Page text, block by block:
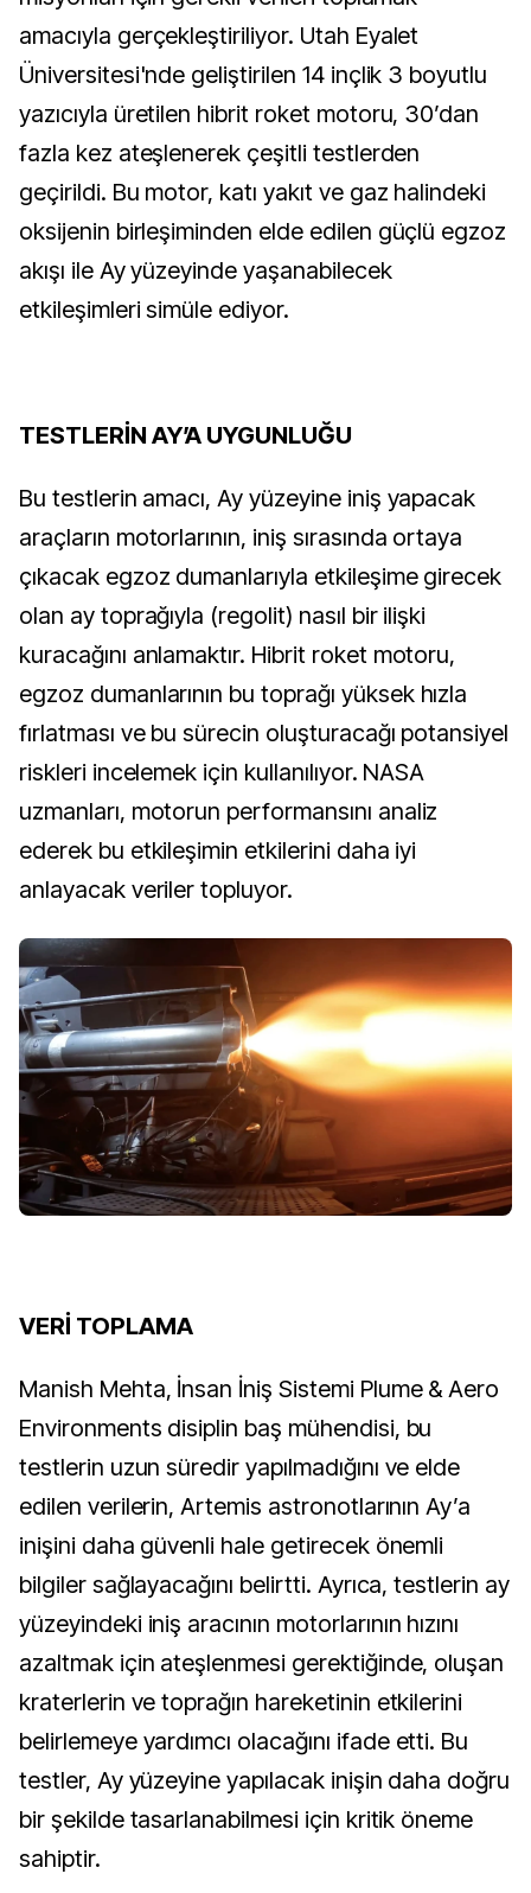
amacıyla gerçekleştiriliyor. Utah Eyalet
Üniversitesi'nde geliştirilen 14 inçlik 3 boyutlu
yazıcıyla üretilen hibrit roket motoru, 30’dan
fazla kez ateşlenerek çeşitli testlerden
geçirildi. Bu motor, katı yakıt ve gaz halindeki
oksijenin birleşiminden elde edilen güçlü egzoz
akışı ile Ay yüzeyinde yaşanabilecek
etkileşimleri simüle ediyor.
TESTLERİN AY’A UYGUNLUĞU
Bu testlerin amacı, Ay yüzeyine iniş yapacak
araçların motorlarının, iniş sırasında ortaya
çıkacak egzoz dumanlarıyla etkileşime girecek
olan ay toprağıyla (regolit) nasıl bir ilişki
kuracağını anlamaktır. Hibrit roket motoru,
egzoz dumanlarının bu toprağı yüksek hızla
fırlatması ve bu sürecin oluşturacağı potansiyel
riskleri incelemek için kullanılıyor. NASA
uzmanları, motorun performansını analiz
ederek bu etkileşimin etkilerini daha iyi
anlayacak veriler topluyor.
VERİ TOPLAMA
Manish Mehta, İnsan İniş Sistemi Plume & Aero
Environments disiplin baş mühendisi, bu
testlerin uzun süredir yapılmadığını ve elde
edilen verilerin, Artemis astronotlarının Ay’a
inişini daha güvenli hale getirecek önemli
bilgiler sağlayacağını belirtti. Ayrıca, testlerin ay
yüzeyindeki iniş aracının motorlarının hızını
azaltmak için ateşlenmesi gerektiğinde, oluşan
kraterlerin ve toprağın hareketinin etkilerini
belirlemeye yardımcı olacağını ifade etti. Bu
testler, Ay yüzeyine yapılacak inişin daha doğru
bir şekilde tasarlanabilmesi için kritik öneme
sahiptir.